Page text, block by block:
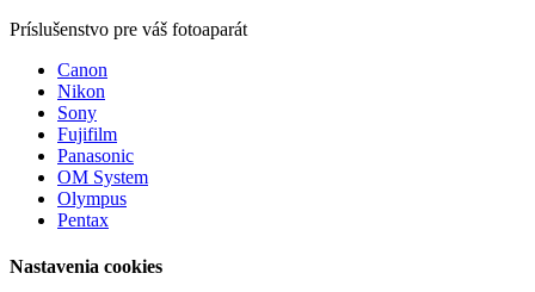
Príslušenstvo pre váš fotoaparát
Canon
Nikon
Sony
Fujifilm
Panasonic
OM System
Olympus
Pentax
Nastavenia cookies